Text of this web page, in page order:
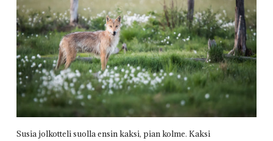
Susia jolkotteli suolla ensin kaksi, pian kolme. Kaksi